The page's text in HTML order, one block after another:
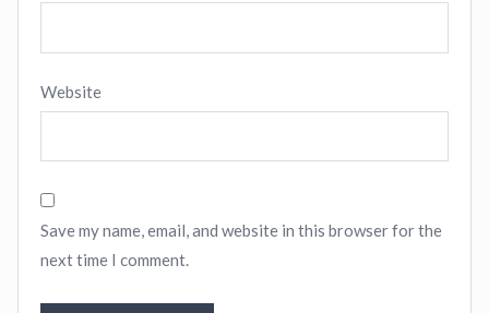
Website
Save my name, email, and website in this browser for the
next time I comment.